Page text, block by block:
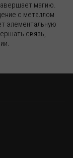
магию.
с металлом
элементальную
связь,